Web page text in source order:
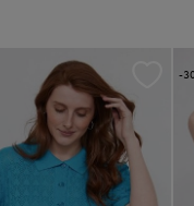
-